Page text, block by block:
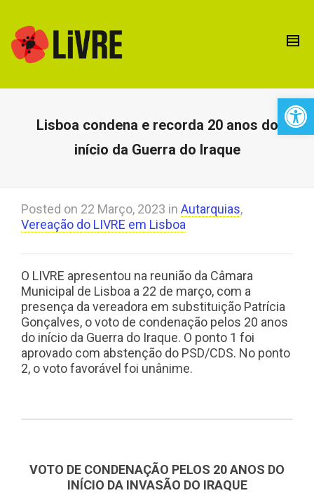
Lisboa condena e recorda 20 anos do
início da Guerra do Iraque
Posted on 22 Março, 2023 in Autarquias,
Vereação do LIVRE em Lisboa
O LIVRE apresentou na reunião da Câmara
Municipal de Lisboa a 22 de março, com a
presença da vereadora em substituição Patrícia
Gonçalves, o voto de condenação pelos 20 anos
do início da Guerra do Iraque. O ponto 1 foi
aprovado com abstenção do PSD/CDS. No ponto
2, o voto favorável foi unânime.
VOTO DE CONDENAÇÃO PELOS 20 ANOS DO
INÍCIO DA INVASÃO DO IRAQUE